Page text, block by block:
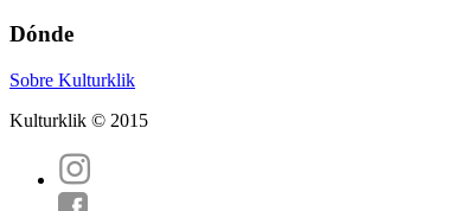
Dónde
Sobre Kulturklik
Kulturklik © 2015